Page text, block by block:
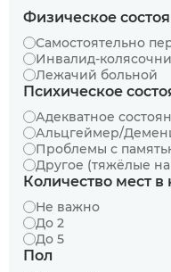
Физическое
Самостоятельно
Инвалид-
Лежачий больной
Психическое
Адекватное
Альцгеймер/
Проблемы с
Другое (тяжёлые
Количество мест
Не важно
До 2
До 5
Пол